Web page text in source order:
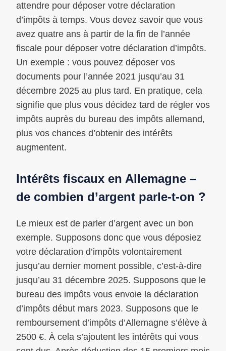
attendre pour déposer votre déclaration
d’impôts à temps. Vous devez savoir que vous
avez quatre ans à partir de la fin de l’année
fiscale pour déposer votre déclaration d’impôts.
Un exemple : vous pouvez déposer vos
documents pour l’année 2021 jusqu’au 31
décembre 2025 au plus tard. En pratique, cela
signifie que plus vous décidez tard de régler vos
impôts auprès du bureau des impôts allemand,
plus vos chances d’obtenir des intérêts
augmentent.
Intérêts fiscaux en Allemagne –
de combien d’argent parle-t-on ?
Le mieux est de parler d’argent avec un bon
exemple. Supposons donc que vous déposiez
votre déclaration d’impôts volontairement
jusqu’au dernier moment possible, c’est-à-dire
jusqu’au 31 décembre 2025. Supposons que le
bureau des impôts vous envoie la déclaration
d’impôts début mars 2023. Supposons que le
remboursement d’impôts d’Allemagne s’élève à
2500 €. À cela s’ajoutent les intérêts qui vous